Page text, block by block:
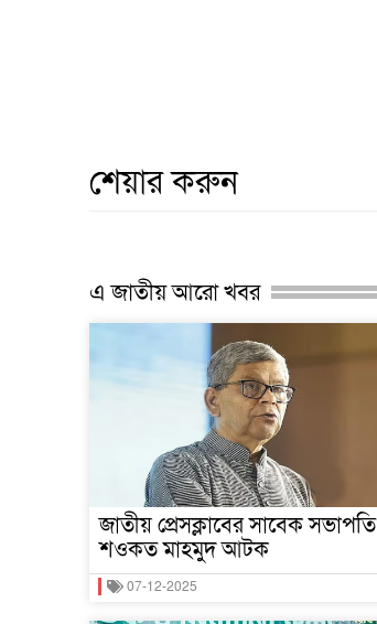
শেয়ার করুন
এ জাতীয় আরো খবর
জাতীয় প্রেসক্লাবের সাবেক সভাপতি
শওকত মাহমুদ আটক
07-12-2025